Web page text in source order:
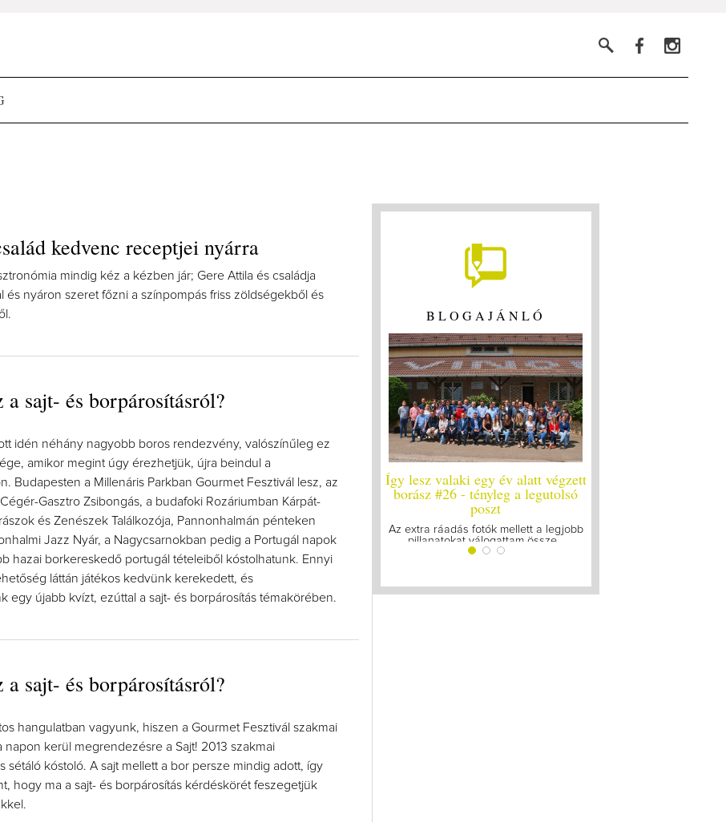
kedvenc receptjei nyárra
mindig kéz a kézben jár; Gere Attila és családja
és nyáron szeret főzni a színpompás friss zöldségekből és
sajt- és borpárosításról?
idén néhány nagyobb boros rendezvény, valószínűleg ez
amikor megint úgy érezhetjük, újra beindul a
Budapesten a Millenáris Parkban Gourmet Fesztivál lesz, az
Gasztro Zsibongás, a budafoki Rozáriumban Kárpát-
és Zenészek Találkozója, Pannonhalmán pénteken
Jazz Nyár, a Nagycsarnokban pedig a Portugál napok
hazai borkereskedő portugál tételeiből kóstolhatunk. Ennyi
láttán játékos kedvünk kerekedett, és
egy újabb kvízt, ezúttal a sajt- és borpárosítás témakörében.
sajt- és borpárosításról?
hangulatban vagyunk, hiszen a Gourmet Fesztivál szakmai
napon kerül megrendezésre a Sajt! 2013 szakmai
sétáló kóstoló. A sajt mellett a bor persze mindig adott, így
hogy ma a sajt- és borpárosítás kérdéskörét feszegetjük
BLOGAJÁNLÓ
Így lesz valaki egy év alatt végzett
borász #26 - tényleg a legutolsó
poszt
Az extra ráadás fotók mellett a legjobb
pillanatokat válogattam össze...
Így lesz valaki egy év alatt végzett
borász #25
Megírtuk a modulzáró vizsgákat, már
lázasan készülünk az utolsó...